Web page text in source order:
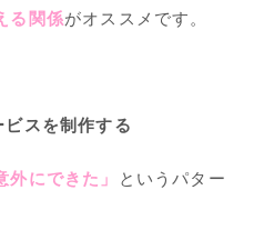
る関係がオススメです。
ビスを制作する
外にできた」
というパター